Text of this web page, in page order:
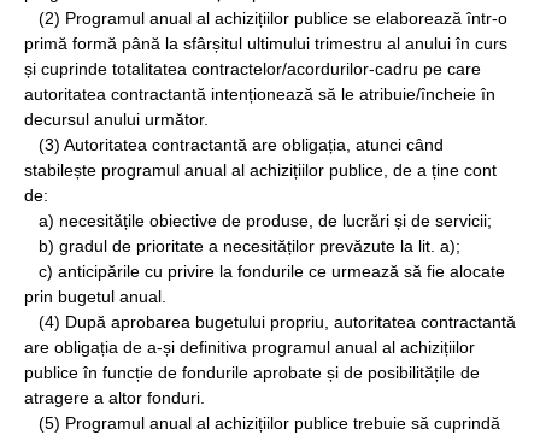
(2) Programul anual al achizițiilor publice se elaborează într-o
primă formă până la sfârșitul ultimului trimestru al anului în curs
și cuprinde totalitatea contractelor/acordurilor-cadru pe care
autoritatea contractantă intenționează să le atribuie/încheie în
decursul anului următor.
(3) Autoritatea contractantă are obligația, atunci când
stabilește programul anual al achizițiilor publice, de a ține cont
de:
a) necesitățile obiective de produse, de lucrări și de servicii;
b) gradul de prioritate a necesităților prevăzute la lit. a);
c) anticipările cu privire la fondurile ce urmează să fie alocate
prin bugetul anual.
(4) După aprobarea bugetului propriu, autoritatea contractantă
are obligația de a-și definitiva programul anual al achizițiilor
publice în funcție de fondurile aprobate și de posibilitățile de
atragere a altor fonduri.
(5) Programul anual al achizițiilor publice trebuie să cuprindă